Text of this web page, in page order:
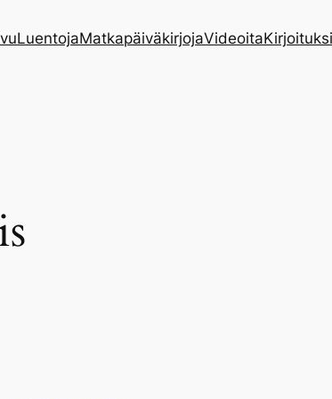
LuentojaMatkapäiväkirjojaVideoita